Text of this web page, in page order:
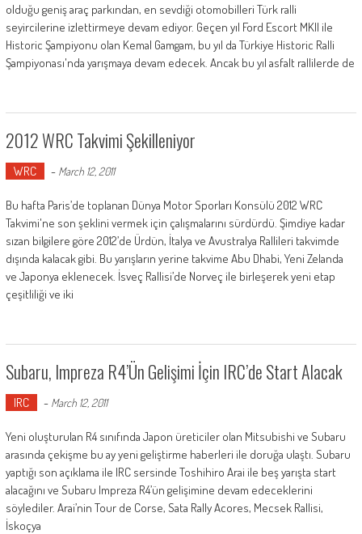
olduğu geniş araç parkından, en sevdiği otomobilleri Türk ralli
seyircilerine izlettirmeye devam ediyor. Geçen yıl Ford Escort MKII ile
Historic Şampiyonu olan Kemal Gamgam, bu yıl da Türkiye Historic Ralli
Şampiyonası'nda yarışmaya devam edecek. Ancak bu yıl asfalt rallilerde de
2012 WRC Takvimi Şekilleniyor
WRC - March 12, 2011
Bu hafta Paris’de toplanan Dünya Motor Sporları Konsülü 2012 WRC
Takvimi'ne son şeklini vermek için çalışmalarını sürdürdü. Şimdiye kadar
sızan bilgilere göre 2012’de Ürdün, İtalya ve Avustralya Rallileri takvimde
dışında kalacak gibi. Bu yarışların yerine takvime Abu Dhabi, Yeni Zelanda
ve Japonya eklenecek. İsveç Rallisi’de Norveç ile birleşerek yeni etap
çeşitliliği ve iki
Subaru, Impreza R4’ün Gelişimi İçin IRC’de Start Alacak
IRC - March 12, 2011
Yeni oluşturulan R4 sınıfında Japon üreticiler olan Mitsubishi ve Subaru
arasında çekişme bu ay yeni geliştirme haberleri ile doruğa ulaştı. Subaru
yaptığı son açıklama ile IRC sersinde Toshihiro Arai ile beş yarışta start
alacağını ve Subaru Impreza R4’ün gelişimine devam edeceklerini
söylediler. Arai’nin Tour de Corse, Sata Rally Acores, Mecsek Rallisi,
İskoçya